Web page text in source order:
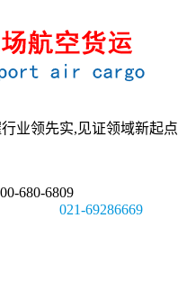
业领先实,见证领域新起点
680-6809
021-69286669